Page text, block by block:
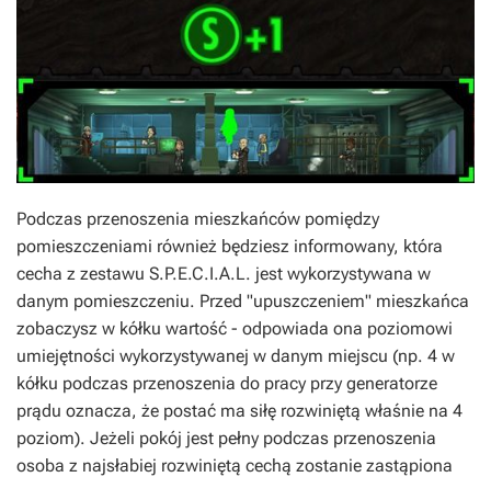
Podczas przenoszenia mieszkańców pomiędzy
pomieszczeniami również będziesz informowany, która
cecha z zestawu S.P.E.C.I.A.L. jest wykorzystywana w
danym pomieszczeniu. Przed "upuszczeniem" mieszkańca
zobaczysz w kółku wartość - odpowiada ona poziomowi
umiejętności wykorzystywanej w danym miejscu (np. 4 w
kółku podczas przenoszenia do pracy przy generatorze
prądu oznacza, że postać ma siłę rozwiniętą właśnie na 4
poziom). Jeżeli pokój jest pełny podczas przenoszenia
osoba z najsłabiej rozwiniętą cechą zostanie zastąpiona